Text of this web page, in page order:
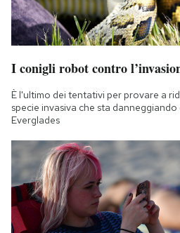
I conigli robot contro
È l'ultimo dei tentativi per provare a
specie invasiva che sta danneggiando
Everglades